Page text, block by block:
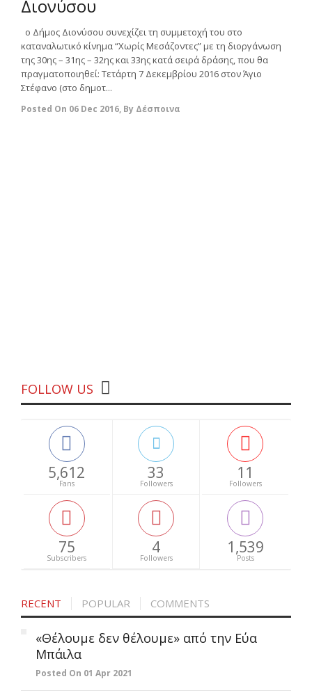
Διονύσου
ο Δήμος Διονύσου συνεχίζει τη συμμετοχή του στο
καταναλωτικό κίνημα “Χωρίς Μεσάζοντες” με τη διοργάνωση
της 30ης – 31ης – 32ης και 33ης κατά σειρά δράσης, που θα
πραγματοποιηθεί: Τετάρτη 7 Δεκεμβρίου 2016 στον Άγιο
Στέφανο (στο δημοτ...
Posted On 06 Dec 2016, By Δέσποινα
FOLLOW US
5,612
Fans
33
Followers
11
Followers
75
Subscribers
4
Followers
1,539
Posts
RECENT POPULAR COMMENTS
«Θέλουμε δεν θέλουμε» από την Εύα
Μπάιλα
Posted On 01 Apr 2021